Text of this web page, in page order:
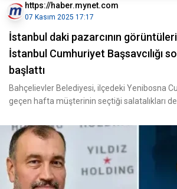
https://haber.mynet.com
07 Kasım 2025 17:17
İstanbul daki pazarcının
İstanbul Cumhuriyet Başsavcılığı
başlattı
Bahçelievler Belediyesi, ilçedeki Yenibosna
geçen hafta müşterinin seçtiği salatalıkları